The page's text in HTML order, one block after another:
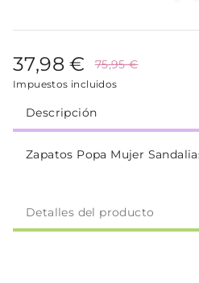
37,98 € 75,95 €
Impuestos incluidos
Descripción
Zapatos Popa Mujer
Detalles del producto